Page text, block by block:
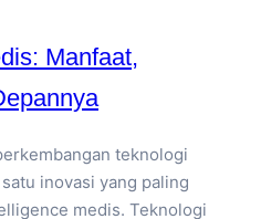
Manfaat,
teknologi
inovasi yang paling
medis. Teknologi